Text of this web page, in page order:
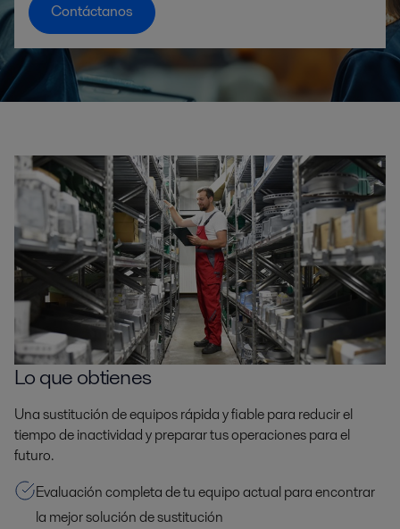
Contáctanos
Lo que obtienes
Una sustitución de equipos rápida y fiable para reducir el
tiempo de inactividad y preparar tus operaciones para el
futuro.
Evaluación completa de tu equipo actual para encontrar
la mejor solución de sustitución